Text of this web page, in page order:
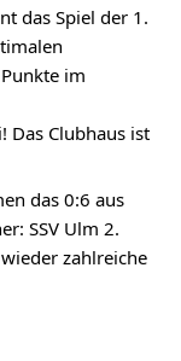
das Spiel der 1.
im
Das Clubhaus ist
das 0:6 aus
SSV Ulm 2.
zahlreiche